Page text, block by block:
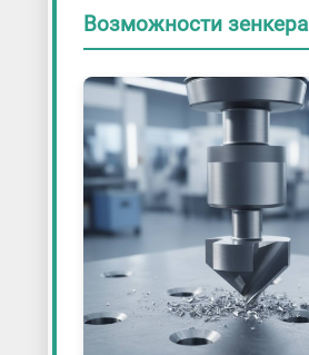
Возможности зенкера